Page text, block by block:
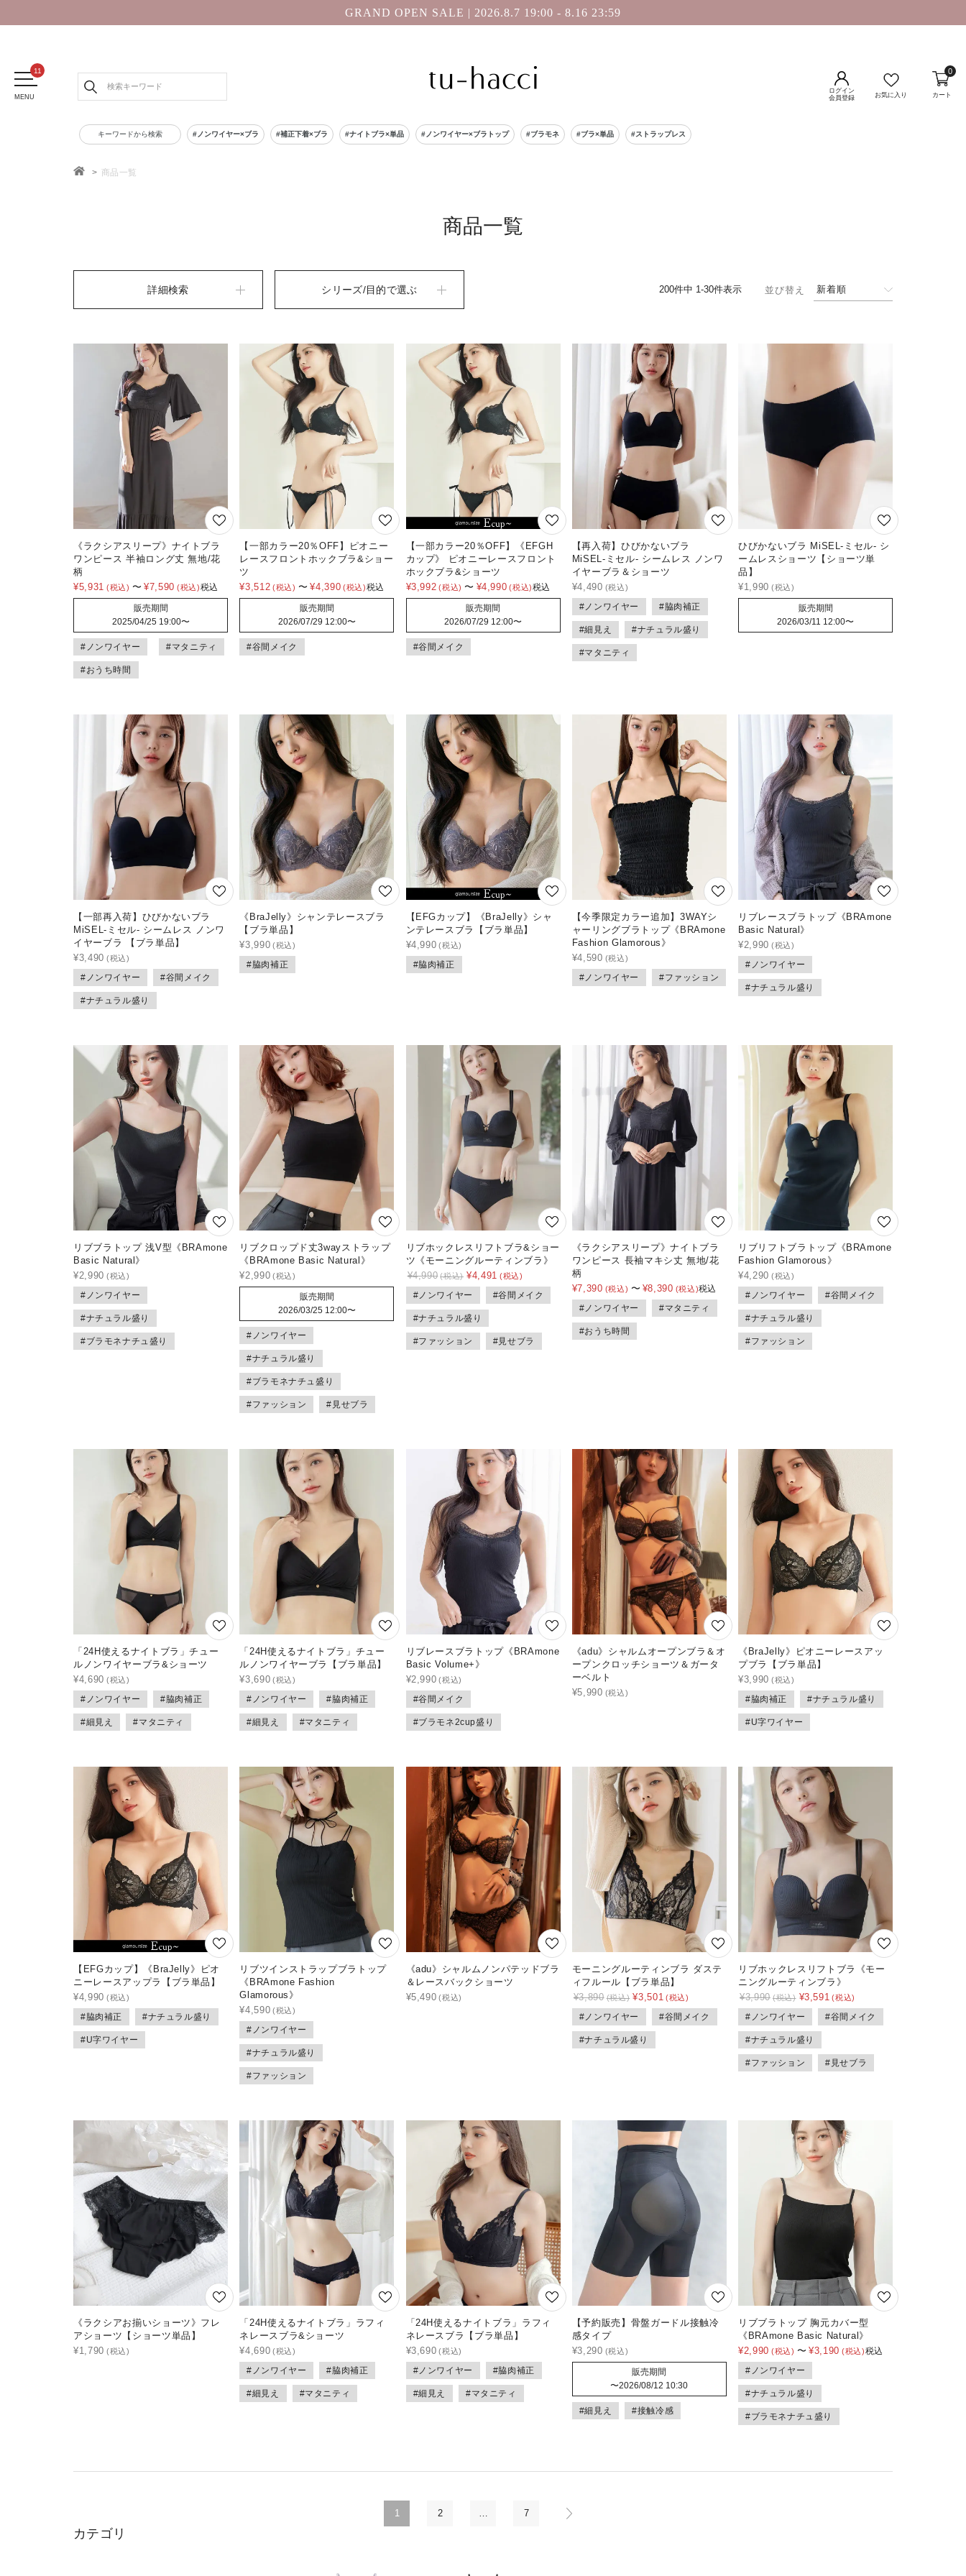
GRAND OPEN SALE | 2026.8.7 19:00 - 8.16 23:59
MENU
ログイン
会員登録
お気に入り カート
0
キーワードから検索 #ノンワイヤー×ブラ #補正下着×ブラ #ナイトブラ×単品 #ノンワイヤー×ブラトップ #ブラモネ #ブラ×単品 #ストラップレス
商品一覧
商品一覧
詳細検索 シリーズ/目的で選ぶ 並び替え 新着順
200件中 1-30件表示
《ラクシアスリープ》ナイトブラ
ワンピース 半袖ロング丈 無地/花
柄
¥5,931 〜 ¥7,590 税込
販売期間
2025/04/25 19:00〜
#ノンワイヤー #マタニティ
#おうち時間
【一部カラー20％OFF】ピオニー
レースフロントホックブラ&ショー
ツ
¥3,512 〜 ¥4,390 税込
販売期間
2026/07/29 12:00〜
#谷間メイク
【一部カラー20％OFF】《EFGH
カップ》 ピオニーレースフロント
ホックブラ&ショーツ
¥3,992 〜 ¥4,990 税込
販売期間
2026/07/29 12:00〜
#谷間メイク
【再入荷】ひびかないブラ
MiSEL-ミセル- シームレス ノンワ
イヤーブラ＆ショーツ
¥4,490
#ノンワイヤー #脇肉補正
#細見え #ナチュラル盛り
#マタニティ
ひびかないブラ MiSEL-ミセル- シ
ームレスショーツ【ショーツ単
品】
¥1,990
販売期間
2026/03/11 12:00〜
【一部再入荷】ひびかないブラ
MiSEL-ミセル- シームレス ノンワ
イヤーブラ 【ブラ単品】
¥3,490
#ノンワイヤー #谷間メイク
#ナチュラル盛り
《BraJelly》シャンテレースブラ
【ブラ単品】
¥3,990
#脇肉補正
【EFGカップ】《BraJelly》シャ
ンテレースブラ【ブラ単品】
¥4,990
#脇肉補正
【今季限定カラー追加】3WAYシ
ャーリングブラトップ《BRAmone
Fashion Glamorous》
¥4,590
#ノンワイヤー #ファッション
リブレースブラトップ《BRAmone
Basic Natural》
¥2,990
#ノンワイヤー
#ナチュラル盛り
リブブラトップ 浅V型《BRAmone
Basic Natural》
¥2,990
#ノンワイヤー
#ナチュラル盛り
#ブラモネナチュ盛り
リブクロップド丈3wayストラップ
《BRAmone Basic Natural》
¥2,990
販売期間
2026/03/25 12:00〜
#ノンワイヤー
#ナチュラル盛り
#ブラモネナチュ盛り
#ファッション #見せブラ
リブホックレスリフトブラ&ショー
ツ《モーニングルーティンブラ》
¥4,990 ¥4,491
#ノンワイヤー #谷間メイク
#ナチュラル盛り
#ファッション #見せブラ
《ラクシアスリープ》ナイトブラ
ワンピース 長袖マキシ丈 無地/花
柄
¥7,390 〜 ¥8,390
税込
#ノンワイヤー
#マタニティ
#おうち時間
リブリフトブラトップ《BRAmone
Fashion Glamorous》
¥4,290
#ノンワイヤー #谷間メイク
#ナチュラル盛り
#ファッション
「24H使えるナイトブラ」チュー
ルノンワイヤーブラ&ショーツ
¥4,690
#ノンワイヤー #脇肉補正
#細見え #マタニティ
「24H使えるナイトブラ」チュー
ルノンワイヤーブラ【ブラ単品】
¥3,690
#ノンワイヤー #脇肉補正
#細見え #マタニティ
リブレースブラトップ《BRAmone
Basic Volume+》
¥2,990
#谷間メイク
#ブラモネ2cup盛り
《adu》シャルムオープンブラ＆オ
ープンクロッチショーツ＆ガータ
ーベルト
¥5,990
《BraJelly》ピオニーレースアッ
プブラ【ブラ単品】
¥3,990
#脇肉補正 #ナチュラル盛り
#U字ワイヤー
【EFGカップ】《BraJelly》ピオ
ニーレースアップラ【ブラ単品】
¥4,990
#脇肉補正 #ナチュラル盛り
#U字ワイヤー
リブツインストラップブラトップ
《BRAmone Fashion
Glamorous》
¥4,590
#ノンワイヤー
#ナチュラル盛り
#ファッション
《adu》シャルムノンパテッドブラ
＆レースバックショーツ
¥5,490
モーニングルーティンブラ ダステ
ィフルール【ブラ単品】
¥3,890 ¥3,501
#ノンワイヤー #谷間メイク
#ナチュラル盛り
リブホックレスリフトブラ《モー
ニングルーティンブラ》
¥3,990 ¥3,591
#ノンワイヤー #谷間メイク
#ナチュラル盛り
#ファッション #見せブラ
《ラクシアお揃いショーツ》フレ
アショーツ【ショーツ単品】
¥1,790
「24H使えるナイトブラ」ラフィ
ネレースブラ&ショーツ
¥4,690
#ノンワイヤー #脇肉補正
#細見え #マタニティ
「24H使えるナイトブラ」ラフィ
ネレースブラ【ブラ単品】
¥3,690
#ノンワイヤー #脇肉補正
#細見え #マタニティ
【予約販売】骨盤ガードル接触冷
感タイプ
¥3,290
販売期間
〜2026/08/12 10:30
#細見え #接触冷感
リブブラトップ 胸元カバー型
《BRAmone Basic Natural》
¥2,990 〜 ¥3,190
税込
#ノンワイヤー
#ナチュラル盛り
#ブラモネナチュ盛り
1 2 … 7
カテゴリ